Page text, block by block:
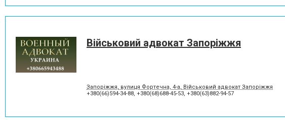
Військовий адвокат Запоріжжя
Запоріжжя, вулиця Фортечна, 4-а, Військовий адвокат Запоріжжя
+380(66)594-34-88, +380(68)688-45-53, +380(63)882-94-57